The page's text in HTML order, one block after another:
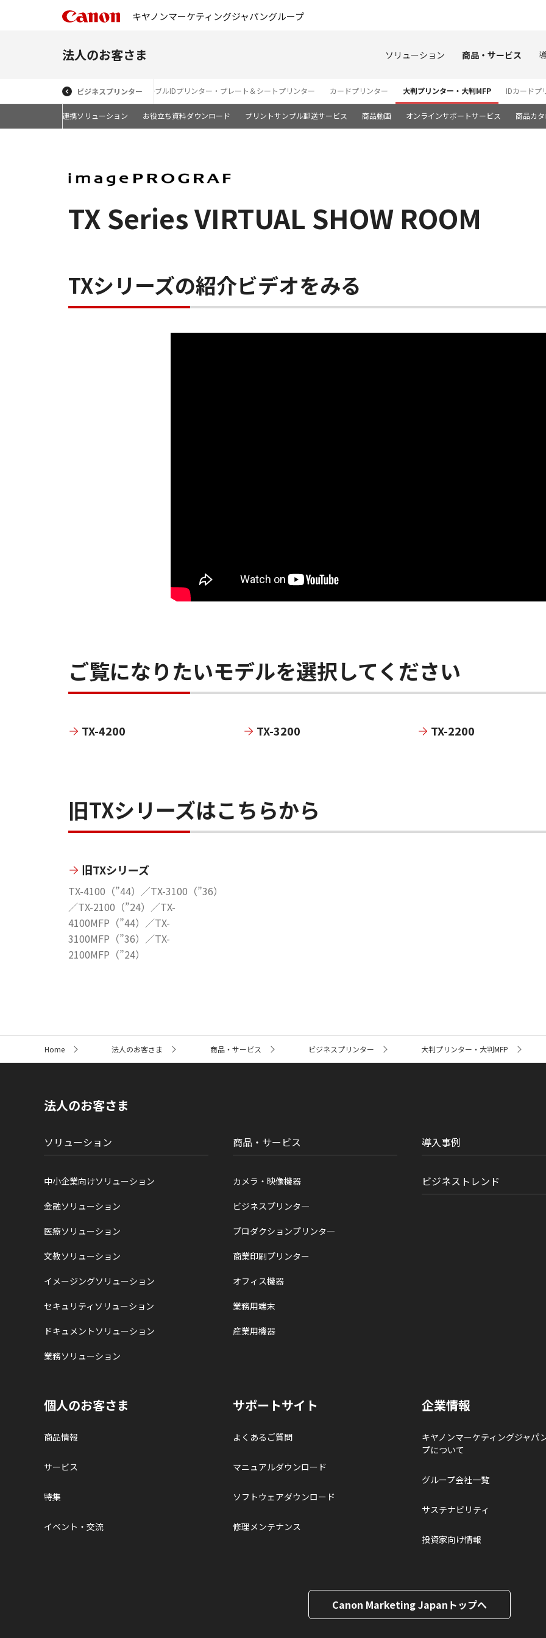
キヤノンマーケティングジャパングループ
法人のお客さま ソリューション 商品・サービス
ビジネスプリンター
幅複合機・大判プリンター（トナー） ケーブルIDプリンター・プレート＆シートプリンター カードプリンター 大判プリンター・大判MFP IDカードプ
ポスタークラウド連携ソリューション お役立ち資料ダウンロード プリントサンプル郵送サービス 商品動画 オンラインサポートサービス 商品カ
TX Series VIRTUAL SHOW ROOM
TXシリーズの紹介ビデオをみる
ご覧になりたいモデルを選択してください
TX-4200 TX-3200 TX-2200
旧TXシリーズはこちらから
旧TXシリーズ
TX-4100（”44）／TX-3100（”36）
／TX-2100（”24）／TX-
4100MFP（”44）／TX-
3100MFP（”36）／TX-
2100MFP（”24）
ト
Home 法人のお客さま 商品・サービス ビジネスプリンター 大判プリンター・大判MFP
法人のお客さま
ソリューション
中小企業向けソリューション
金融ソリューション
医療ソリューション
文教ソリューション
イメージングソリューション
セキュリティソリューション
ドキュメントソリューション
業務ソリューション
商品・サービス
カメラ・映像機器
ビジネスプリンタ―
プロダクションプリンタ―
商業印刷プリンター
オフィス機器
業務用端末
産業用機器
導入事例
ビジネストレンド
個人のお客さま
商品情報
サービス
特集
イベント・交流
サポートサイト
よくあるご質問
マニュアルダウンロード
ソフトウェアダウンロード
修理メンテナンス
企業情報
キヤノンマーケティングジャパ
プについて
グループ会社一覧
サステナビリティ
投資家向け情報
Canon Marketing Japanトップへ